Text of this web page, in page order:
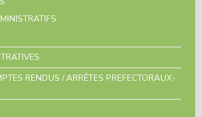
RENDUS / ARRÊTES PREFECTORAUX-